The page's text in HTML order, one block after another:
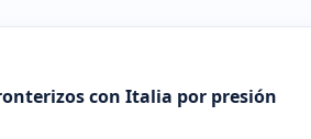
con Italia por presión